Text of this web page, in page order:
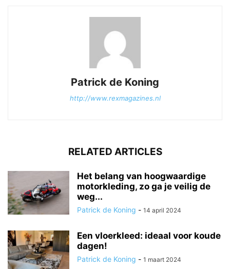
Patrick de Koning
http://www.rexmagazines.nl
RELATED ARTICLES
Het belang van hoogwaardige
motorkleding, zo ga je veilig de
weg...
Patrick de Koning - 14 april 2024
Een vloerkleed: ideaal voor koude
dagen!
Patrick de Koning - 1 maart 2024